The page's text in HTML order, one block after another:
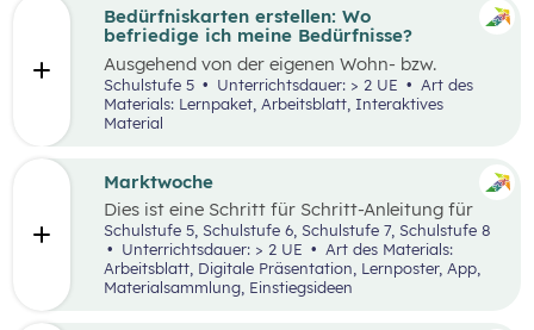
Bedürfniskarten erstellen: Wo
befriedige ich meine Bedürfnisse?
Ausgehend von der eigenen Wohn- bzw.
Schulortgemeinde sollen die Schüler:innen ihre
Umgebung analysieren und eine eigene
Bedürfniskarte (mit Scribble Maps) erstellen
befriedige ich meine Bedürfnisse?“ Der Fokus
Bedürfnisbefriedigung durch Unternehmen.
Schulstufe 5 Unterrichtsdauer: > 2 UE
Materials: Lernpaket, Arbeitsblatt, Interaktives
Material
Schüler:innen an das Thema Geld herangeführt
werden.
Marktwoche
Dies ist eine Schritt für Schritt-Anleitung für
Lehrer:innen, die mit Jugendlichen ein echtes
Verkaufserlebnis organisieren wollen: Vom
Einstieg(Was haben Jugendliche erfunden?)
überZiele setzen bis hin zum gesamten Design
Thinking-Prozess
Preis berechnen
Schulstufe 5, Schulstufe 6, Schulstufe 7, Schulstufe 8
Unterrichtsdauer: > 2 UE
Arbeitsblatt, Digitale Präsentation, Lernposter, App,
Materialsammlung, Einstiegsideen